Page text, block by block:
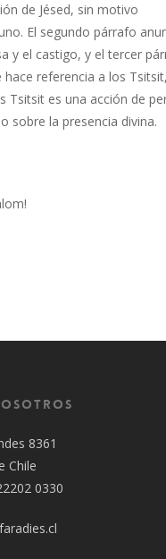
de Jésed, sin motivo
El segundo párrafo
y el castigo, y el tercer
hace referencia a los
Tsitsit es una acción de
sobre la presencia divina.
8361
Chile
0330